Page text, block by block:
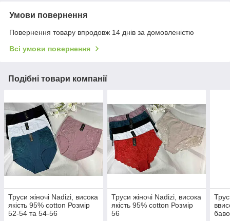
Умови повернення
Повернення товару впродовж 14 днів за домовленістю
Всі умови повернення
Подібні товари компанії
Труси жіночі Nadizi, висока
якість 95% cotton Розмір
52-54 та 54-56
Труси жіночі Nadizi, висока
якість 95% cotton Розмір
56